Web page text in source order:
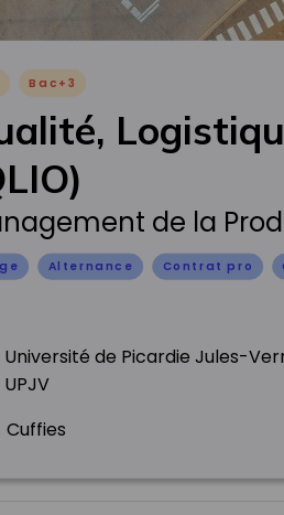
Bac+3
de la
Alternance Contrat pro
Université de Picardie Jules-
UPJV
Cuffies